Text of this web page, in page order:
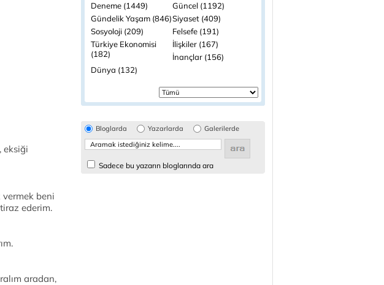
eksiği
vermek beni
ederim.
aradan,
Deneme (1449)
Güncel (1192)
Gündelik Yaşam (846)Siyaset (409)
Sosyoloji (209)
Felsefe (191)
Türkiye Ekonomisi
(182)
İlişkiler (167)
İnançlar (156)
Dünya (132)
Bloglarda Yazarlarda Galerilerde
Sadece bu yazarın bloglarında ara